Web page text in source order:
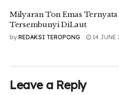
Milyaran Ton Emas Ternyata
Tersembunyi DiLaut
by REDAKSI TEROPONG 14 JUNE
Leave a Reply